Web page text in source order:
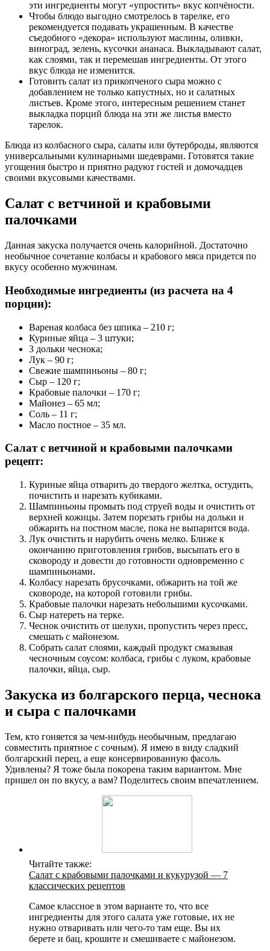
эти ингредиенты могут «упростить» вкус копчёности.
Чтобы блюдо выгодно смотрелось в тарелке, его
рекомендуется подавать украшенным. В качестве
съедобного «декора» используют маслины, оливки,
виноград, зелень, кусочки ананаса. Выкладывают салат,
как слоями, так и перемешав ингредиенты. От этого
вкус блюда не изменится.
Готовить салат из прикопченого сыра можно с
добавлением не только капустных, но и салатных
листьев. Кроме этого, интересным решением станет
выкладка порций блюда на эти же листья вместо
тарелок.
Блюда из колбасного сыра, салаты или бутерброды, являются
универсальными кулинарными шедеврами. Готовятся такие
угощения быстро и приятно радуют гостей и домочадцев
своими вкусовыми качествами.
Салат с ветчиной и крабовыми
палочками
Данная закуска получается очень калорийной. Достаточно
необычное сочетание колбасы и крабового мяса придется по
вкусу особенно мужчинам.
Необходимые ингредиенты (из расчета на 4
порции):
Вареная колбаса без шпика – 210 г;
Куриные яйца – 3 штуки;
3 дольки чеснока;
Лук – 90 г;
Свежие шампиньоны – 80 г;
Сыр – 120 г;
Крабовые палочки – 170 г;
Майонез – 65 мл;
Соль – 11 г;
Масло постное – 35 мл.
Салат с ветчиной и крабовыми палочками
рецепт:
Куриные яйца отварить до твердого желтка, остудить,
почистить и нарезать кубиками.
Шампиньоны промыть под струей воды и очистить от
верхней кожицы. Затем порезать грибы на дольки и
обжарить на постном масле, пока не выпарится вода.
Лук очистить и нарубить очень мелко. Ближе к
окончанию приготовления грибов, высыпать его в
сковороду и довести до готовности одновременно с
шампиньонами.
Колбасу нарезать брусочками, обжарить на той же
сковороде, на которой готовили грибы.
Крабовые палочки нарезать небольшими кусочками.
Сыр натереть на терке.
Чеснок очистить от шелухи, пропустить через пресс,
смешать с майонезом.
Собрать салат слоями, каждый продукт смазывая
чесночным соусом: колбаса, грибы с луком, крабовые
палочки, яйца, сыр.
Закуска из болгарского перца, чеснока
и сыра с палочками
Тем, кто гоняется за чем-нибудь необычным, предлагаю
совместить приятное с сочным). Я имею в виду сладкий
болгарский перец, а еще консервированную фасоль.
Удивлены? Я тоже была покорена таким вариантом. Мне
пришел он по вкусу, а вам? Поделитесь своим впечатлением.
Читайте также:
Салат с крабовыми палочками и кукурузой — 7
классических рецептов
Самое классное в этом варианте то, что все
ингредиенты для этого салата уже готовые, их не
нужно отваривать или чего-то там еще. Вы их
берете и бац, крошите и смешиваете с майонезом.